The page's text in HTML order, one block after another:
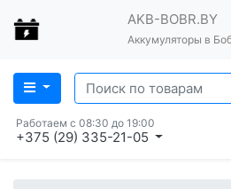
AKB-BOBR.BY
Аккумуляторы в
Работаем с 08:30 до 19:00
+375 (29) 335-21-05